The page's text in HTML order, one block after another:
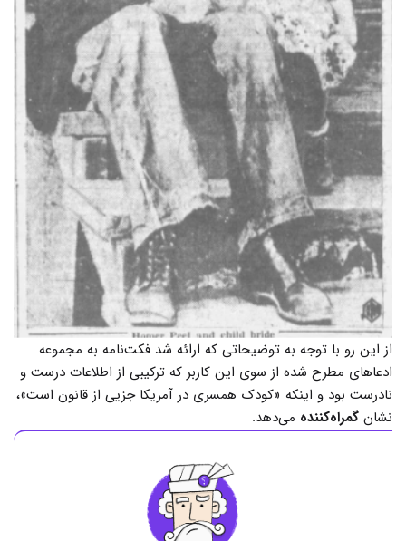
از این رو با توجه به توضیحاتی که ارائه شد فکت‌نامه به مجموعه
ادعاهای مطرح شده از سوی این کاربر که ترکیبی از اطلاعات درست و
نادرست بود و اینکه «کودک همسری در آمریکا جزیی از قانون است»،
نشان گمراه‌کننده می‌دهد.